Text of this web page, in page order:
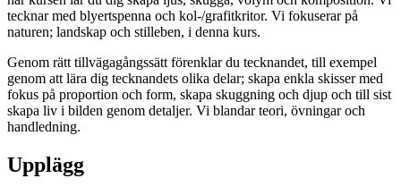
tecknar med blyertspenna och kol-/grafitkritor. Vi fokuserar på
naturen; landskap och stilleben, i denna kurs.
Genom rätt tillvägagångssätt förenklar du tecknandet, till exempel
genom att lära dig tecknandets olika delar; skapa enkla skisser med
fokus på proportion och form, skapa skuggning och djup och till sist
skapa liv i bilden genom detaljer. Vi blandar teori, övningar och
handledning.
Upplägg